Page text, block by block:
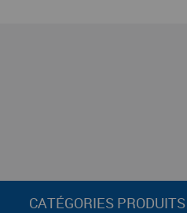
CATÉGORIES PRODUITS